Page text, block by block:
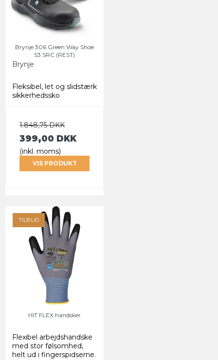
Brynje 306 Green Way Shoe
S3 SRC (REST)
Brynje
Fleksibel, let og slidstærk
sikkerhedssko
1.848,75 DKK
399,00 DKK
(inkl. moms)
VIS PRODUKT
TILBUD
HIT FLEX handsker
Flexibel arbejdshandske
med stor følsomhed,
helt ud i fingerspidserne.